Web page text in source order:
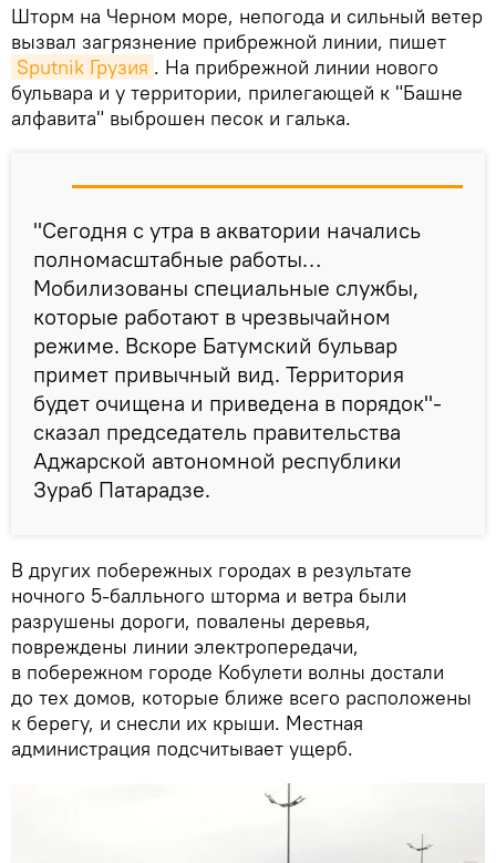
Шторм на Черном море, непогода и сильный ветер
вызвал загрязнение прибрежной линии, пишет
Sputnik Грузия . На прибрежной линии нового
бульвара и у территории, прилегающей к "Башне
алфавита" выброшен песок и галька.
"Сегодня с утра в акватории начались
полномасштабные работы…
Мобилизованы специальные службы,
которые работают в чрезвычайном
режиме. Вскоре Батумский бульвар
примет привычный вид. Территория
будет очищена и приведена в порядок"-
сказал председатель правительства
Аджарской автономной республики
Зураб Патарадзе.
В других побережных городах в результате
ночного 5-балльного шторма и ветра были
разрушены дороги, повалены деревья,
повреждены линии электропередачи,
в побережном городе Кобулети волны достали
до тех домов, которые ближе всего расположены
к берегу, и снесли их крыши. Местная
администрация подсчитывает ущерб.